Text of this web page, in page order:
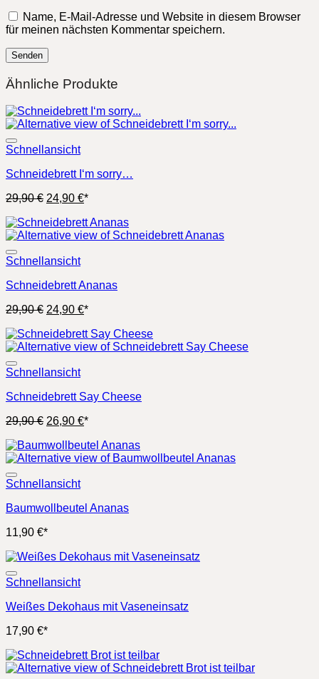
Name, E-Mail-Adresse und Website in diesem Browser
für meinen nächsten Kommentar speichern.
Ähnliche Produkte
Schnellansicht
Schneidebrett I‘m sorry…
29,90€ Ursprünglicher
war:
29,90 €
24,90 €Aktueller
ist:
24,90 €.
*
Schnellansicht
Schneidebrett Ananas
29,90€ Ursprünglicher
war:
29,90 €
24,90 €Aktueller
ist:
24,90 €.
*
Schnellansicht
Schneidebrett Say Cheese
29,90€ Ursprünglicher
war:
29,90 €
26,90 €Aktueller
ist:
26,90 €.
*
Schnellansicht
Baumwollbeutel Ananas
11,90 €*
Schnellansicht
Weißes Dekohaus mit Vaseneinsatz
17,90 €*